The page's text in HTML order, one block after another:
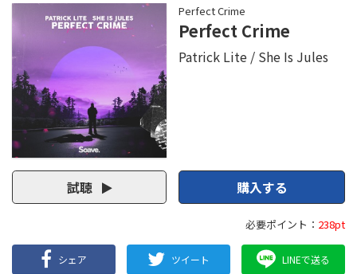
Perfect Crime
Perfect Crime
Patrick Lite She Is Jules
試聴 購入する
必要ポイント： 238pt
シェア ツイート LINEで送る